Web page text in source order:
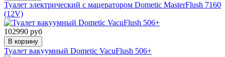
Туалет электрический с мацератором Dometic MasterFlush 7160
(12V)
102990 руб
В корзину
Туалет вакуумный Dometic VacuFlush 506+